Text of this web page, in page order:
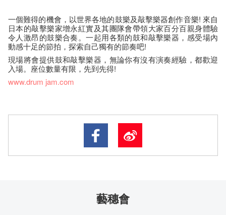
一個難得的機會，以世界各地的鼓樂及敲擊樂器創作音樂! 來自
日本的敲擊樂家增永紅實及其團隊會帶領大家百分百親身體驗
令人激昂的鼓樂合奏。一起用各類的鼓和敲擊樂器，感受場內
動感十足的節拍，探索自己獨有的節奏吧!
現場將會提供鼓和敲擊樂器，無論你有沒有演奏經驗，都歡迎
入場。座位數量有限，先到先得!
www.drum jam.com
藝穗會